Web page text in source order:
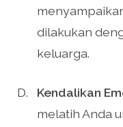
dilakukan
keluarga.
Kendalikan
melatih Anda